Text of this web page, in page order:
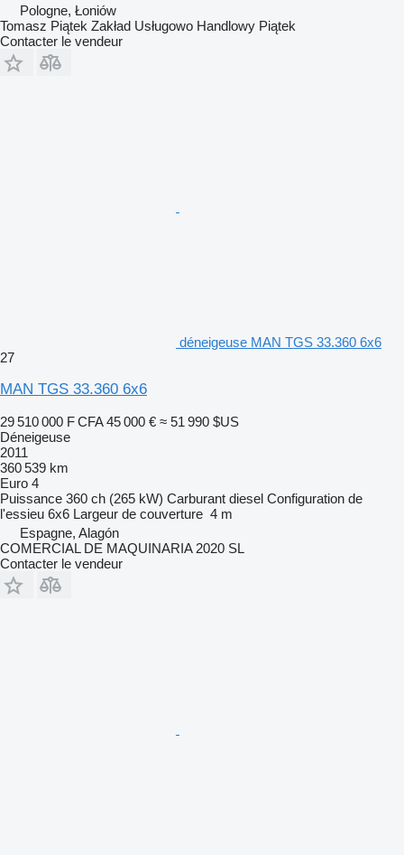
Pologne, Łoniów
Tomasz Piątek Zakład Usługowo Handlowy Piątek
Contacter le vendeur
déneigeuse MAN TGS 33.360 6x6
27
MAN TGS 33.360 6x6
29 510 000 F CFA 45 000 € ≈ 51 990 $US
Déneigeuse
2011
360 539 km
Euro 4
Puissance 360 ch (265 kW) Carburant diesel Configuration de
l'essieu 6x6 Largeur de couverture 4 m
Espagne, Alagón
COMERCIAL DE MAQUINARIA 2020 SL
Contacter le vendeur